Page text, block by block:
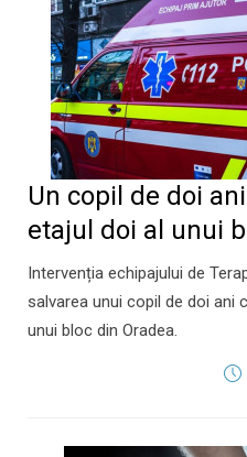
Un copil de doi
etajul doi al unui
Intervenția echipajului de
salvarea unui copil de doi ani
unui bloc din Oradea.